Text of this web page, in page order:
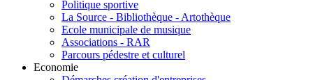
Politique sportive
La Source - Bibliothèque - Artothèque
Ecole municipale de musique
Associations - RAR
Parcours pédestre et culturel
Economie